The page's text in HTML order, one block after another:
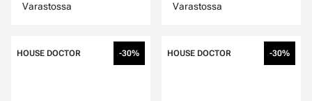
Varastossa
Varastossa
HOUSE DOCTOR -30% HOUSE DOCTOR -30%